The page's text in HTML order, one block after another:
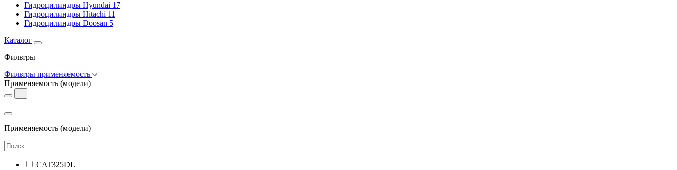
Гидроцилиндры Hyundai 17
Гидроцилиндры Hitachi 11
Гидроцилиндры Doosan 5
Каталог
Фильтры
Фильтры применяемость
Применяемость (модели)
Применяемость (модели)
CAT325DL